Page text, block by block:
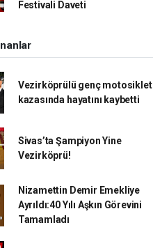
Festivali Daveti
Vezirköprülü genç motosiklet
kazasında hayatını kaybetti
Sivas’ta Şampiyon Yine
Vezirköprü!
Nizamettin Demir Emekliye
Ayrıldı:40 Yılı Aşkın Görevini
Tamamladı